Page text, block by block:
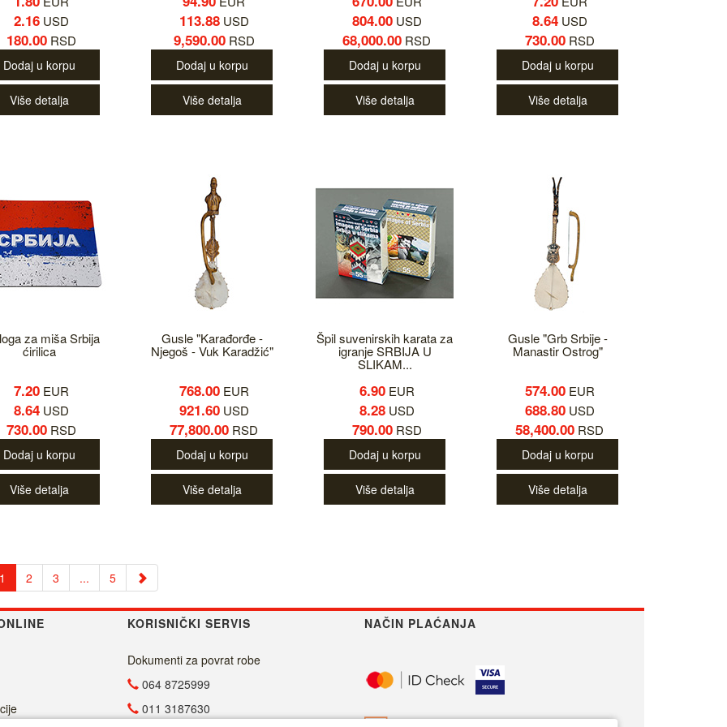
2.16USD
180.00RSD
Dodaj u korpu
Više detalja
113.88USD
9,590.00RSD
Dodaj u korpu
Više detalja
804.00USD
68,000.00 RSD
Dodaj u korpu
Više detalja
8.64USD
730.00RSD
Dodaj u korpu
Više detalja
za miša Srbija
ćirilica
7.20EUR
8.64USD
730.00RSD
Dodaj u korpu
Više detalja
Gusle "Karađorđe -
Njegoš - Vuk Karadžić"
768.00EUR
921.60USD
77,800.00 RSD
Dodaj u korpu
Više detalja
Špil suvenirskih karata za
igranje SRBIJA U
SLIKAM...
6.90EUR
8.28USD
790.00RSD
Dodaj u korpu
Više detalja
Gusle "Grb Srbije -
Manastir Ostrog"
574.00EUR
688.80USD
58,400.00 RSD
Dodaj u korpu
Više detalja
2 3 ... 5
KORISNIČKI SERVIS NAČIN PLAĆANJA
Dokumenti za povrat robe
064 8725999
011 3187630